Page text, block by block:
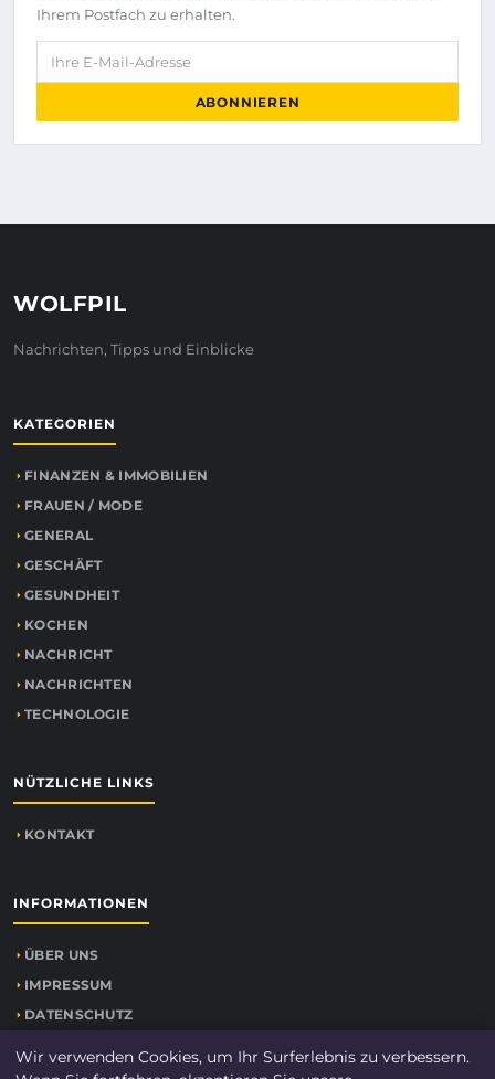
Ihrem Postfach zu erhalten.
Ihre E-Mail-Adresse
ABONNIEREN
WOLFPIL
Nachrichten, Tipps und Einblicke
KATEGORIEN
FINANZEN & IMMOBILIEN
FRAUEN / MODE
GENERAL
GESCHÄFT
GESUNDHEIT
KOCHEN
NACHRICHT
NACHRICHTEN
TECHNOLOGIE
NÜTZLICHE LINKS
KONTAKT
INFORMATIONEN
ÜBER UNS
IMPRESSUM
DATENSCHUTZ
Wir verwenden Cookies, um Ihr Surferlebnis zu verbessern.